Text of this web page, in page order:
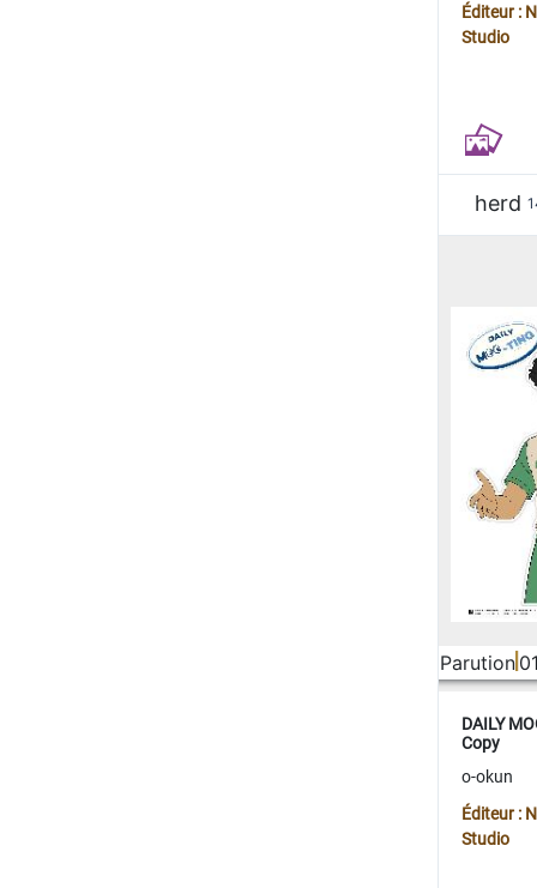
Éditeur :
Studio
herd
Parution
DAILY
Copy
o-okun
Éditeur :
Studio